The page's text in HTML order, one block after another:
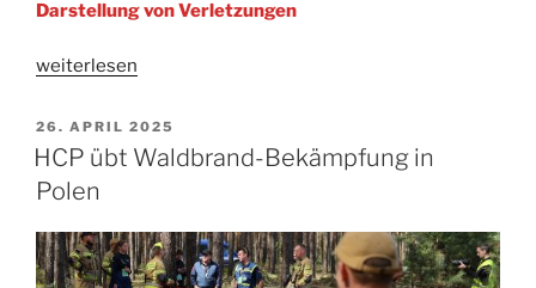
Darstellung von Verletzungen
„Großübung
„Logi““
weiterlesen
VERÖFFENTLICHT
AM
26. APRIL 2025
HCP übt Waldbrand-Bekämpfung in
Polen